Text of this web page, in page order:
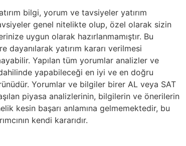
bilgi, yorum ve tavsiyeler yatırım
genel nitelikte olup, özel olarak sizin
uygun olarak hazırlanmamıştır. Bu
yatırım kararı verilmesi
Yapılan tüm yorumlar analizler ve
yapabileceği en iyi ve en doğru
Yorumlar ve bilgiler birer AL veya SAT
piyasa analizlerinin, bilgilerin ve önerilerin
kesin başarı anlamına gelmemektedir, bu
kendi kararıdır.